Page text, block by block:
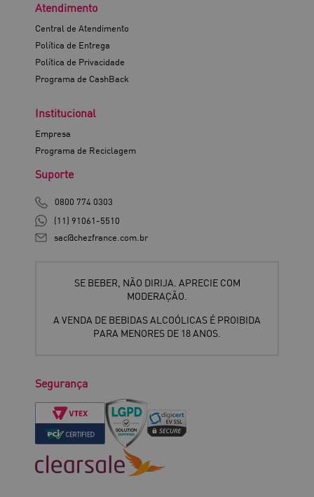
Atendimento
Central de Atendimento
Política de Entrega
Política de Privacidade
Programa de CashBack
Institucional
Empresa
Programa de Reciclagem
Suporte
0800 774 0303
(11) 91061-5510
sac@chezfrance.com.br
SE BEBER, NÃO DIRIJA. APRECIE COM
MODERAÇÃO.
A VENDA DE BEBIDAS ALCOÓLICAS É PROIBIDA
PARA MENORES DE 18 ANOS.
Segurança